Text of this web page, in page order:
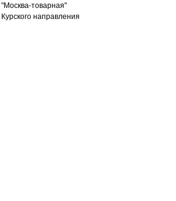
"Москва-товарная"
Курского направления